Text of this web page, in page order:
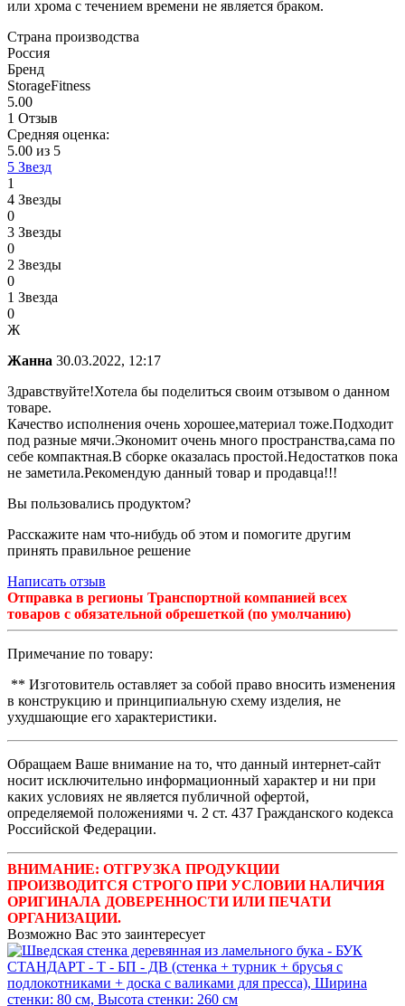
или хрома с течением времени не является браком.
Страна производства
Россия
Бренд
StorageFitness
5.00
1 Отзыв
Средняя оценка:
5.00 из 5
5 Звезд
1
4 Звезды
0
3 Звезды
0
2 Звезды
0
1 Звезда
0
Ж
Жанна 30.03.2022, 12:17
Здравствуйте!Хотела бы поделиться своим отзывом о данном
товаре.
Качество исполнения очень хорошее,материал тоже.Подходит
под разные мячи.Экономит очень много пространства,сама по
себе компактная.В сборке оказалась простой.Недостатков пока
не заметила.Рекомендую данный товар и продавца!!!
Вы пользовались продуктом?
Расскажите нам что-нибудь об этом и помогите другим
принять правильное решение
Написать отзыв
Отправка в регионы Транспортной компанией всех
товаров с обязательной обрешеткой (по умолчанию)
Примечание по товару:
** Изготовитель оставляет за собой право вносить изменения
в конструкцию и принципиальную схему изделия, не
ухудшающие его характеристики.
Обращаем Ваше внимание на то, что данный интернет-сайт
носит исключительно информационный характер и ни при
каких условиях не является публичной офертой,
определяемой положениями ч. 2 ст. 437 Гражданского кодекса
Российской Федерации.
ВНИМАНИЕ: ОТГРУЗКА ПРОДУКЦИИ
ПРОИЗВОДИТСЯ СТРОГО ПРИ УСЛОВИИ НАЛИЧИЯ
ОРИГИНАЛА ДОВЕРЕННОСТИ ИЛИ ПЕЧАТИ
ОРГАНИЗАЦИИ.
Возможно Вас это заинтересует